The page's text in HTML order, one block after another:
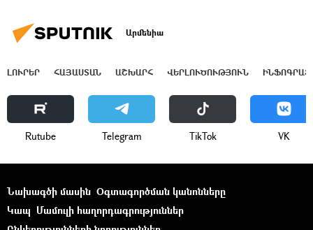
Արմենիա
ԼՈՒՐԵՐ ՀԱՅԱՍՏԱՆ ԱՇԽԱՐՀ ՎԵՐԼՈՒԾՈՒԹՅՈՒՆ
Rutube Telegram ТikТоk VK
Նախագծի մասին Օգտագործման կանոնները
Կապ Մամուլի հաղորդագրություններ